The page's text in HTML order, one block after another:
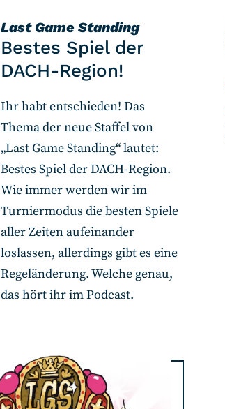
Last Game Standing
Bestes Spiel der
DACH-Region!
Ihr habt entschieden! Das
Thema der neue Staffel von
„Last Game Standing“ lautet:
Bestes Spiel der DACH-Region.
Wie immer werden wir im
Turniermodus die besten Spiele
aller Zeiten aufeinander
loslassen, allerdings gibt es eine
Regeländerung. Welche genau,
das hört ihr im Podcast.